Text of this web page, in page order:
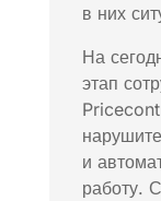
в них
На
этап
и
работу.